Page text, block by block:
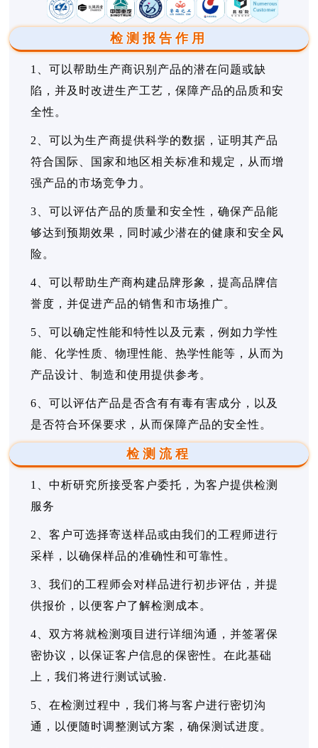
检测报告作用
1、可以帮助生产商识别产品的潜在问题或缺
陷，并及时改进生产工艺，保障产品的品质和安
全性。
2、可以为生产商提供科学的数据，证明其产品
符合国际、国家和地区相关标准和规定，从而增
强产品的市场竞争力。
3、可以评估产品的质量和安全性，确保产品能
够达到预期效果，同时减少潜在的健康和安全风
险。
4、可以帮助生产商构建品牌形象，提高品牌信
誉度，并促进产品的销售和市场推广。
5、可以确定性能和特性以及元素，例如力学性
能、化学性质、物理性能、热学性能等，从而为
产品设计、制造和使用提供参考。
6、可以评估产品是否含有有毒有害成分，以及
是否符合环保要求，从而保障产品的安全性。
检测流程
1、中析研究所接受客户委托，为客户提供检测
服务
2、客户可选择寄送样品或由我们的工程师进行
采样，以确保样品的准确性和可靠性。
3、我们的工程师会对样品进行初步评估，并提
供报价，以便客户了解检测成本。
4、双方将就检测项目进行详细沟通，并签署保
密协议，以保证客户信息的保密性。在此基础
上，我们将进行测试试验.
5、在检测过程中，我们将与客户进行密切沟
通，以便随时调整测试方案，确保测试进度。